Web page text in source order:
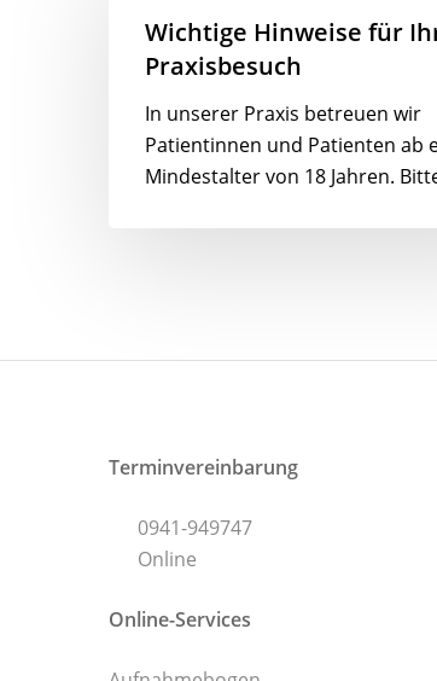
Ihren
Praxisbesuch
Wichtige Hinweise für
Praxisbesuch
In unserer Praxis betreuen wir
Patientinnen und Patienten ab
Mindestalter von 18 Jahren.
Terminvereinbarung
0941-949747
Online
Online-Services